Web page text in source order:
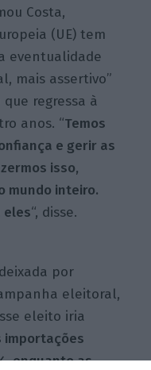
Costa,
(UE) tem
eventualidade
mais assertivo”
regressa à
anos. “Temos
e gerir as
isso,
mundo inteiro.
eles“, disse.
por
eleitoral,
eleito iria
importações
enquanto as